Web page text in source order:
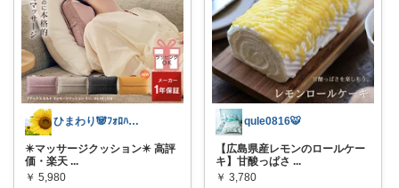
ひまわり🐼ﾌｫﾛﾊﾞ100❤️感謝
✴️マッサージクッション✴️ 高評
価・楽天 ...
￥ 5,980
qule0816🐯
【広島県産レモンのロールケー
キ】甘酸っぱさ ...
￥ 3,780